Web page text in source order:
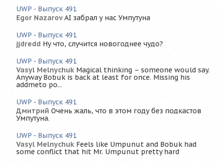
UWP - Выпуск 491
Egor Nazarov AI забрал у нас Умпутуна
UWP - Выпуск 491
jjdredd Ну что, случится новогоднее чудо?
UWP - Выпуск 491
Vasyl Melnychuk Magical thinking – someone would say.
Anyway Bobuk is back at least for once. Missing his
addmeto po...
UWP - Выпуск 491
Дмитрий Очень жаль, что в этом году без подкастов
Умпутуна.
UWP - Выпуск 491
Vasyl Melnychuk Feels like Umpunut and Bobuk had
some conflict that hit Mr. Umpunut pretty hard